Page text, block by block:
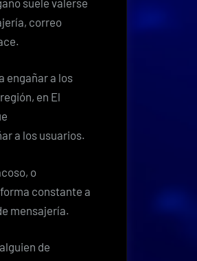
correo
engañar a los
en El
a los usuarios.
o
constante a
mensajería.
de